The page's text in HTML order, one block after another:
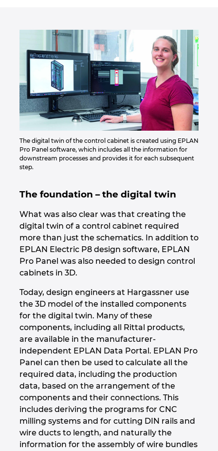
The digital twin of the control cabinet is created using EPLAN
Pro Panel software, which includes all the information for
downstream processes and provides it for each subsequent
step.
The foundation – the digital twin
What was also clear was that creating the
digital twin of a control cabinet required
more than just the schematics. In addition to
EPLAN Electric P8 design software, EPLAN
Pro Panel was also needed to design control
cabinets in 3D.
Today, design engineers at Hargassner use
the 3D model of the installed components
for the digital twin. Many of these
components, including all Rittal products,
are available in the manufacturer-
independent EPLAN Data Portal. EPLAN Pro
Panel can then be used to calculate all the
required data, including the production
data, based on the arrangement of the
components and their connections. This
includes deriving the programs for CNC
milling systems and for cutting DIN rails and
wire ducts to length, and naturally the
information for the assembly of wire bundles
South Africa
South Korea
Spain
Switzerland
Turkey
Ukraine
United Arab Emirates
United Kingdom
United States